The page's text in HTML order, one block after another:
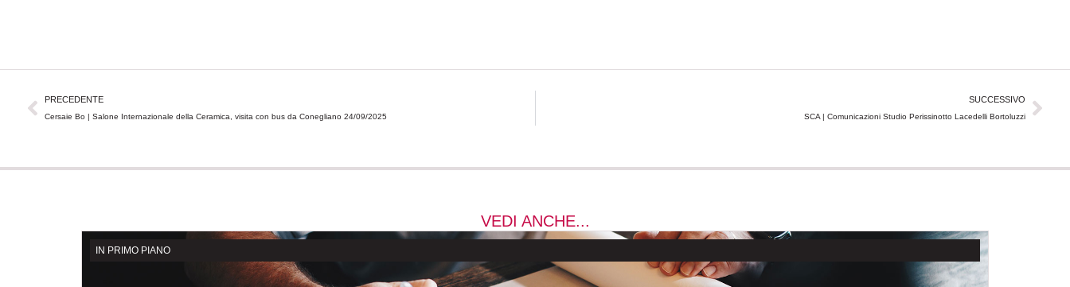
Precedente
PRECEDENTE
Cersaie Bo | Salone Internazionale della Ceramica, visita con bus da Conegliano 24/09/2025
SUCCESSIVO
SCA | Comunicazioni Studio Perissinotto Lacedelli Bortoluzzi
VEDI ANCHE...
IN PRIMO PIANO